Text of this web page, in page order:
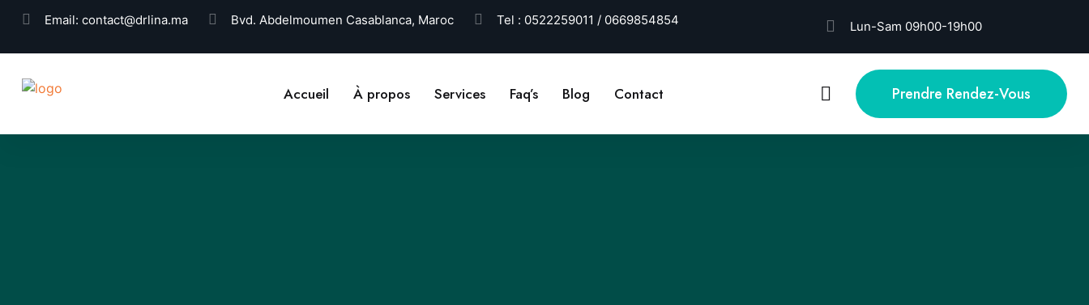
Email: contact@drlina.ma Bvd. Abdelmoumen Casablanca, Maroc Tel : 0522259011 / 0669854854 Lun-Sam 09h00-19h00
Accueil À propos Services Faq’s Blog Contact Prendre Rendez-Vous